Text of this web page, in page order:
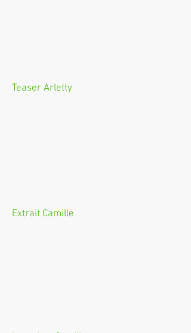
Teaser Arletty
Extrait Camille